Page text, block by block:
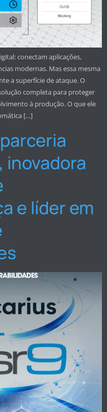
conectam aplicações,
modernas. Mas essa mesma
a superfície de ataque. O
completa para proteger
à produção. O que ele
[…]
inovadora
e líder em